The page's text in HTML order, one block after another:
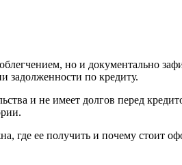
но и документально
задолженности по кредиту.
и не имеет долгов перед
где ее получить и почему стоит